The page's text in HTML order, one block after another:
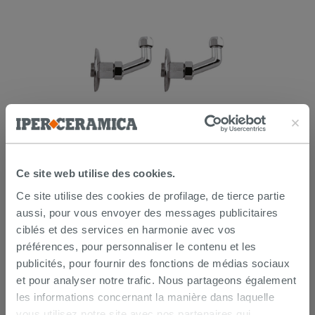
Ce site web utilise des cookies.
Ce site utilise des cookies de profilage, de tierce partie
aussi, pour vous envoyer des messages publicitaires
ciblés et des services en harmonie avec vos
préférences, pour personnaliser le contenu et les
publicités, pour fournir des fonctions de médias sociaux
et pour analyser notre trafic. Nous partageons également
les informations concernant la manière dans laquelle
Lot de 2 coudes sous lavabo 45° laiton
14,90 € /PC
AJOUTER AU PANIER